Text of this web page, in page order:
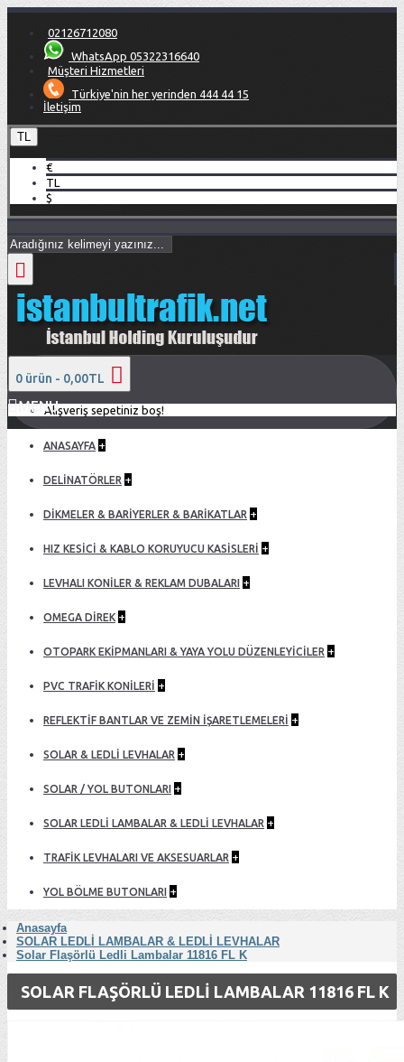
02126712080
WhatsApp 05322316640
Müşteri Hizmetleri
Türkiye'nin her yerinden 444 44 15
İletişim
TL
€
TL
$
0 ürün - 0,00TL
Alışveriş sepetiniz boş!
MENU
ANASAYFA +
DELİNATÖRLER +
DİKMELER & BARİYERLER & BARİKATLAR +
HIZ KESİCİ & KABLO KORUYUCU KASİSLERİ +
LEVHALI KONİLER & REKLAM DUBALARI +
OMEGA DIREK +
OTOPARK EKİPMANLARI & YAYA YOLU DÜZENLEYİCİLER +
PVC TRAFİK KONİLERİ +
REFLEKTİF BANTLAR VE ZEMİN İŞARETLEMELERİ +
SOLAR & LEDLİ LEVHALAR +
SOLAR / YOL BUTONLARI +
SOLAR LEDLİ LAMBALAR & LEDLİ LEVHALAR +
TRAFİK LEVHALARI VE AKSESUARLAR +
YOL BÖLME BUTONLARI +
Anasayfa
SOLAR LEDLİ LAMBALAR & LEDLİ LEVHALAR
Solar Flaşörlü Ledli Lambalar 11816 FL K
SOLAR FLAŞÖRLÜ LEDLI LAMBALAR 11816 FL K